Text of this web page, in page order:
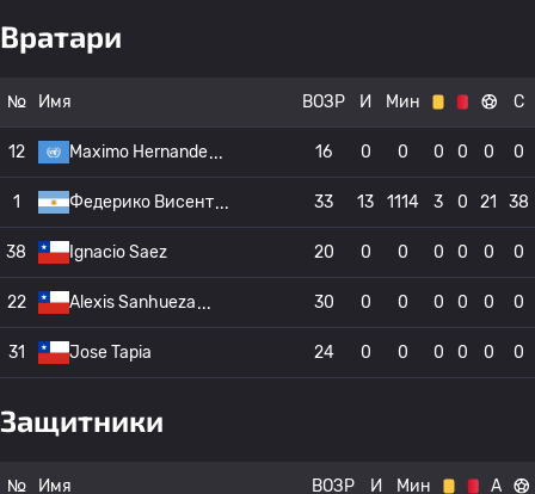
Вратари
№ Имя ВОЗР И Мин С
12 Maximo Hernande 16 0 0 0 0 0 0
1 Федерико Висент 33 13 1114 3 0 21 38
38 Ignacio Saez 20 0 0 0 0 0 0
22 Alexis Sanhueza 30 0 0 0 0 0 0
31 Jose Tapia 24 0 0 0 0 0 0
Защитники
№ Имя ВОЗР И Мин А